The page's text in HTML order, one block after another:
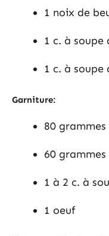
1 noix de
1 c. à soupe
1 c. à soupe
Garniture:
80
60 grammes
1 à 2 c. à
1 oeuf